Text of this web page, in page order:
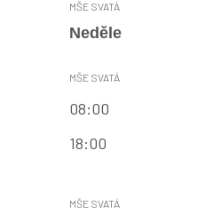
Neděle
08:00
18:00